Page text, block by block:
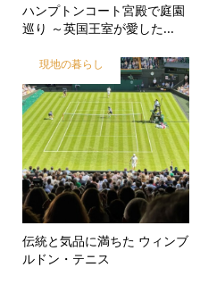
ハンプトンコート宮殿で庭園
巡り ～英国王室が愛した...
現地の暮らし
伝統と気品に満ちた ウィンブ
ルドン・テニス